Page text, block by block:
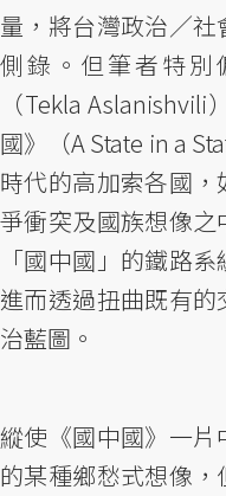
量，將台灣政治／
側錄。但筆者特別
（Tekla
國》（A State in a
時代的高加索各國
爭衝突及國族想像
「國中國」的鐵路
進而透過扭曲既有
治藍圖。
縱使《國中國》一
的某種鄉愁式想像